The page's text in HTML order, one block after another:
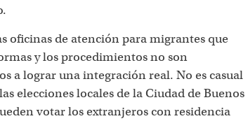
oficinas de atención para migrantes que
y los procedimientos no son
a lograr una integración real. No es casual
elecciones locales de la Ciudad de Buenos
votar los extranjeros con residencia